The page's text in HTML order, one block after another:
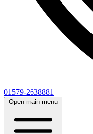
01579-2638881
Open main menu